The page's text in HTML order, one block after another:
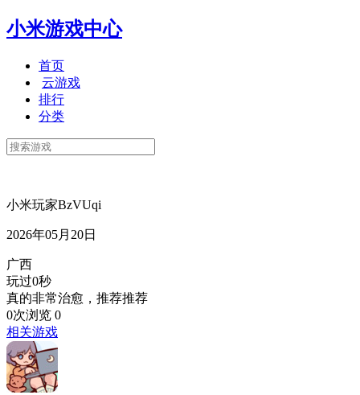
小米游戏中心
首页
云游戏
排行
分类
小米玩家BzVUqi
2026年05月20日
广西
玩过0秒
真的非常治愈，推荐推荐
0次浏览 0
相关游戏